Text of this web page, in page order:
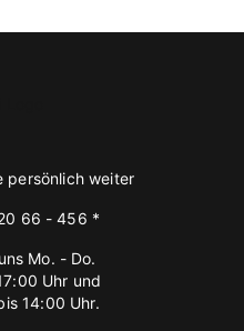
persönlich weiter
66 - 456 *
Mo. - Do.
Uhr und
14:00 Uhr.